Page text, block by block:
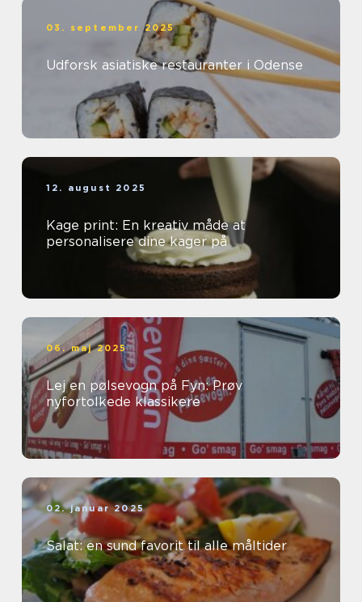
03. september 2025
Udforsk asiatiske restauranter i Odense
12. august 2025
Kage print: En kreativ måde at
personalisere dine kager på
06. maj 2025
Lej en pølsevogn på Fyn: Prøv
nyfortolkede klassikere
02. januar 2025
Salat: en sund favorit til alle måltider